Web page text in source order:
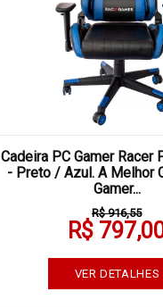
Cadeira PC Gamer Racer
- Preto / Azul. A Melhor
Gamer...
R$ 916,55
R$
VER DETALHES